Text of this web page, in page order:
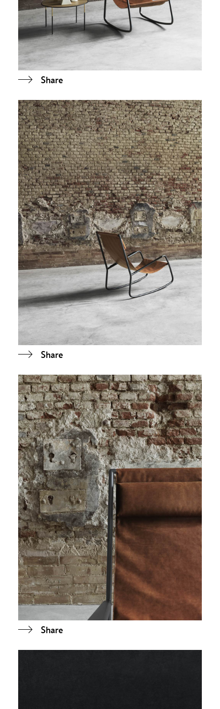
Share
Share
Share